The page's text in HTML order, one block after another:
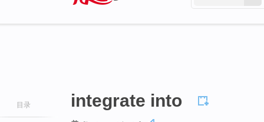
目录 integrate into